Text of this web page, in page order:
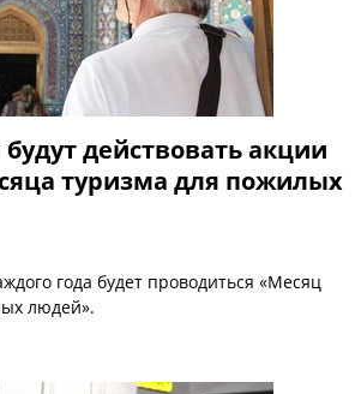
действовать акции
туризма для пожилых
года будет проводиться «Месяц
людей».